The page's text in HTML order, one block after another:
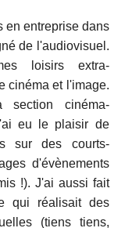
en entreprise dans
de l'audiovisuel.
loisirs extra-
cinéma et l'image.
section cinéma-
eu le plaisir de
sur des courts-
d'évènements
!). J'ai aussi fait
qui réalisait des
(tiens tiens,